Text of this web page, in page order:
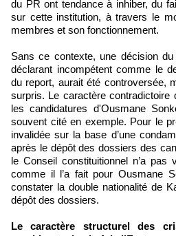
du PR ont tendance à inhiber, du
sur cette institution, à travers le
membres et son fonctionnement.
Sans ce contexte, une décision
déclarant incompétent comme le
du report, aurait été controversée,
surpris. Le caractère contradictoire
les candidatures d'Ousmane
souvent cité en exemple. Pour le
invalidée sur la base d’une
après le dépôt des dossiers des
le Conseil constituitionnel n’a pas
comme il l’a fait pour Ousmane
constater la double nationalité de
dépôt des dossiers.
Le caractère structurel des